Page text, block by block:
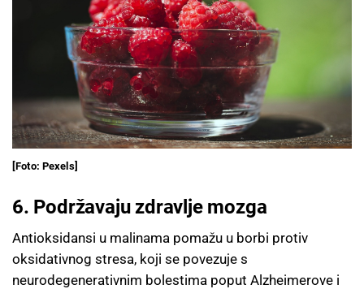
[Foto: Pexels]
6. Podržavaju zdravlje mozga
Antioksidansi u malinama pomažu u borbi protiv
oksidativnog stresa, koji se povezuje s
neurodegenerativnim bolestima poput Alzheimerove i